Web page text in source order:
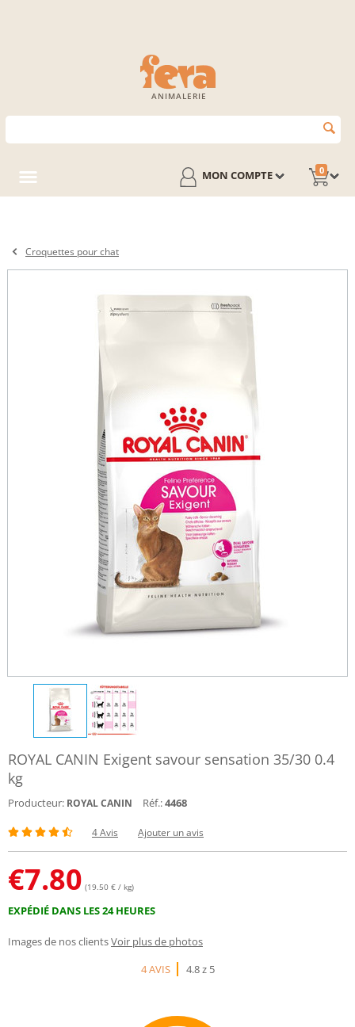
ANIMALERIE
0
MON COMPTE
Croquettes pour chat
ROYAL CANIN Exigent savour sensation 35/30 0.4
kg
Producteur: ROYAL CANIN Réf.:4468
4 Avis Ajouter un avis
€7.80 (19.50 € / kg)
EXPÉDIÉ DANS LES 24 HEURES
Images de nos clientsVoir plus de photos
4 AVIS
4.8 z 5